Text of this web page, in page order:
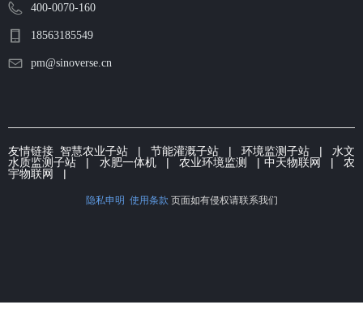
400-0070-160
18563185549
pm@sinoverse.cn
隐私申明 使用条款 页面如有侵权请联系我们
友情链接 智慧农业子站 | 节能灌溉子站 | 环境监测子站 | 水文
水质监测子站 | 水肥一体机| 农业环境监测 | 中天物联网 | 农
宇物联网
|